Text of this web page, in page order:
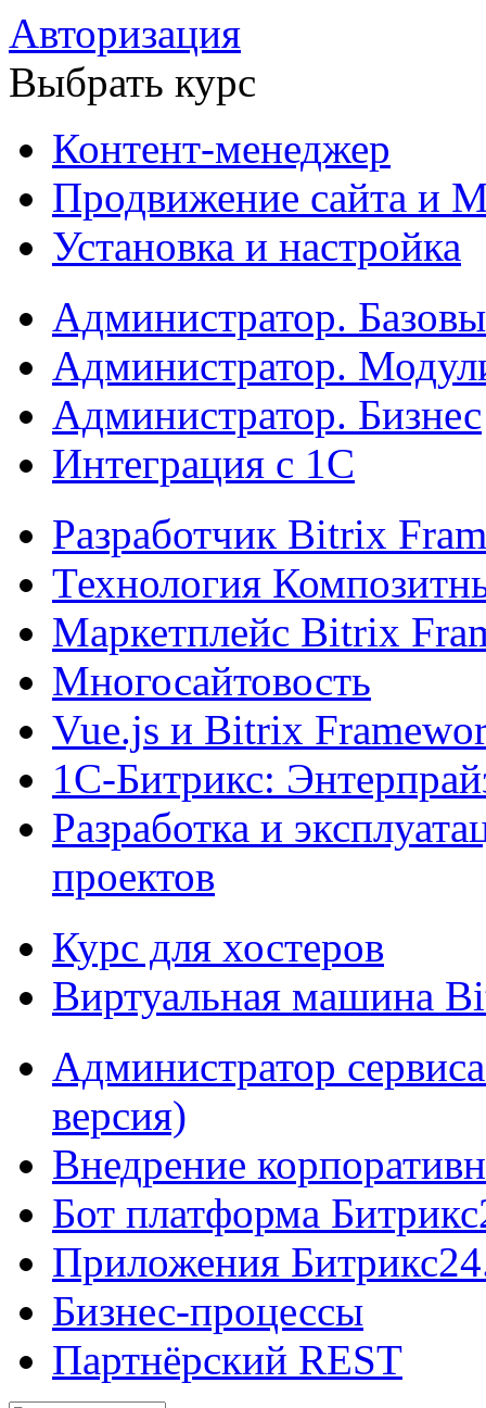
Авторизация
Выбрать курс
Контент-менеджер
Продвижение сайта и
Установка и настройка
Администратор.
Администратор.
Администратор. Бизнес
Интеграция с 1С
Разработчик Bitrix
Технология
Маркетплейс Bitrix
Многосайтовость
Vue.js и Bitrix
1С-Битрикс:
Разработка и
проектов
Курс для хостеров
Виртуальная машина
Администратор
версия)
Внедрение
Бот платформа
Приложения
Бизнес-процессы
Партнёрский REST